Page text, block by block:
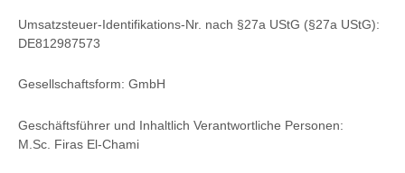
Umsatzsteuer-Identifikations-Nr. nach §27a UStG (§27a UStG):
DE812987573
Gesellschaftsform: GmbH
Geschäftsführer und Inhaltlich Verantwortliche Personen:
M.Sc. Firas El-Chami